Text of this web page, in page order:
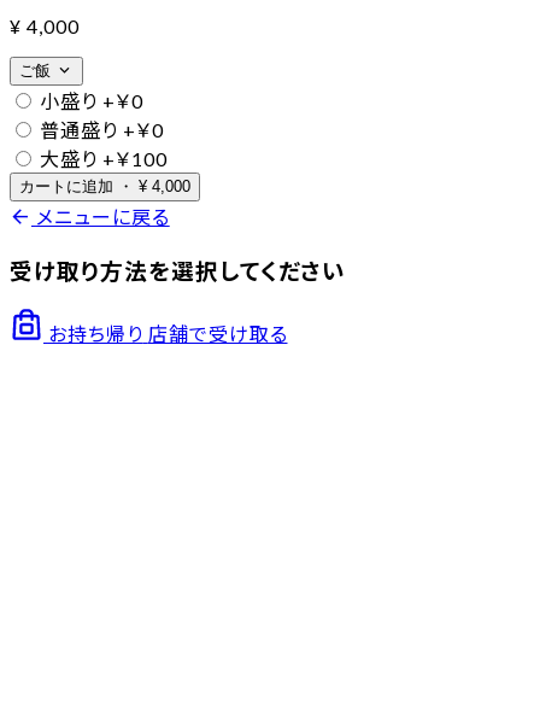
¥ 4,000
ご飯 expand_more
小盛り +￥0
普通盛り +￥0
大盛り +￥100
カートに追加 ・ ¥ 4,000
arrow_back メニューに戻る
受け取り方法を選択してください
お持ち帰り 店舗で受け取る